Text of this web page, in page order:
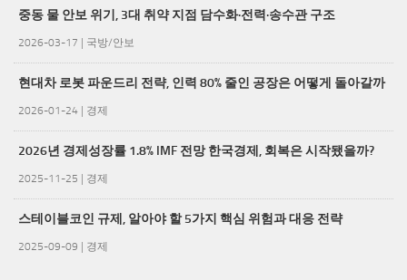
중동 물 안보 위기, 3대 취약 지점 담수화·전력·송수관 구조
2026-03-17 | 국방/안보
현대차 로봇 파운드리 전략, 인력 80% 줄인 공장은 어떻게 돌아갈까
2026-01-24 | 경제
2026년 경제성장률 1.8% IMF 전망 한국경제, 회복은 시작됐을까?
2025-11-25 | 경제
스테이블코인 규제, 알아야 할 5가지 핵심 위험과 대응 전략
2025-09-09 | 경제